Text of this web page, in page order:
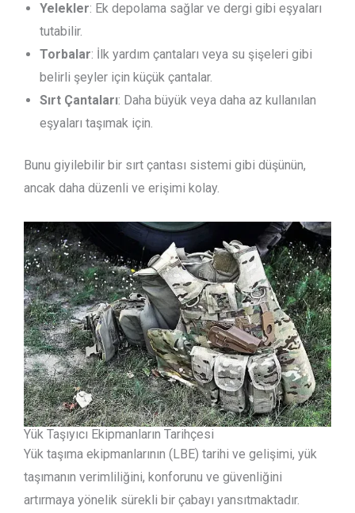
Yelekler: Ek depolama sağlar ve dergi gibi eşyaları
tutabilir.
Torbalar: İlk yardım çantaları veya su şişeleri gibi
belirli şeyler için küçük çantalar.
Sırt Çantaları: Daha büyük veya daha az kullanılan
eşyaları taşımak için.
Bunu giyilebilir bir sırt çantası sistemi gibi düşünün,
ancak daha düzenli ve erişimi kolay.
Yük Taşıyıcı Ekipmanların Tarihçesi
Yük taşıma ekipmanlarının (LBE) tarihi ve gelişimi, yük
taşımanın verimliliğini, konforunu ve güvenliğini
artırmaya yönelik sürekli bir çabayı yansıtmaktadır.